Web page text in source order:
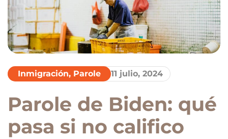
Inmigración, Parole 11 julio, 2024
Parole de Biden: qué
pasa si no califico